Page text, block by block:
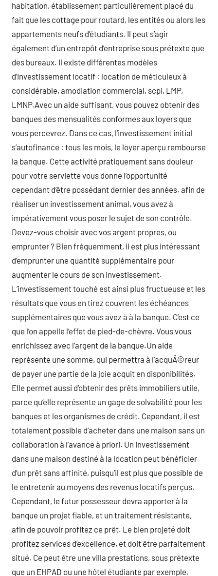
habitation, établissement particulièrement placé du
fait que les cottage pour routard, les entités ou alors les
appartements neufs d’étudiants. Il peut s’agir
également d’un entrepôt d’entreprise sous prétexte que
des bureaux. Il existe différentes modèles
d’investissement locatif : location de méticuleux à
considérable, amodiation commercial, scpi, LMP,
LMNP.Avec un aide suffisant, vous pouvez obtenir des
banques des mensualités conformes aux loyers que
vous percevrez. Dans ce cas, l’investissement initial
s’autofinance : tous les mois, le loyer aperçu rembourse
la banque. Cette activité pratiquement sans douleur
pour votre serviette vous donne l’opportunité
cependant d’être possédant dernier des années. afin de
réaliser un investissement animal, vous avez à
impérativement vous poser le sujet de son contrôle.
Devez-vous choisir avec vos argent propres, ou
emprunter ? Bien fréquemment, il est plus intéressant
d’emprunter une quantité supplémentaire pour
augmenter le cours de son investissement.
L’investissement touché est ainsi plus fructueuse et les
résultats que vous en tirez couvrent les échéances
supplémentaires que vous avez à à la banque. C’est ce
que l’on appelle l’effet de pied-de-chèvre. Vous vous
enrichissez avec l’argent de la banque.Un aide
représente une somme, qui permettra à l’acquÃ©reur
de payer une partie de la joie acquit en disponibilités.
Elle permet aussi d’obtenir des prêts immobiliers utile,
parce qu’elle représente un gage de solvabilité pour les
banques et les organismes de crédit. Cependant, il est
totalement possible d’acheter dans une maison sans un
collaboration à l’avance à priori. Un investissement
dans une maison destiné à la location peut bénéficier
d’un prêt sans affinité, puisqu’il est plus que possible de
le entretenir au moyens des revenus locatifs perçus.
Cependant, le futur possesseur devra apporter à la
banque un projet fiable, et un traitement résistante,
afin de pouvoir profitez ce prêt. Le bien projeté doit
profitez services d’excellence, et doit être parfaitement
situé. Ce peut être une villa prestations, sous prétexte
que un EHPAD ou une hôtel étudiante par exemple.